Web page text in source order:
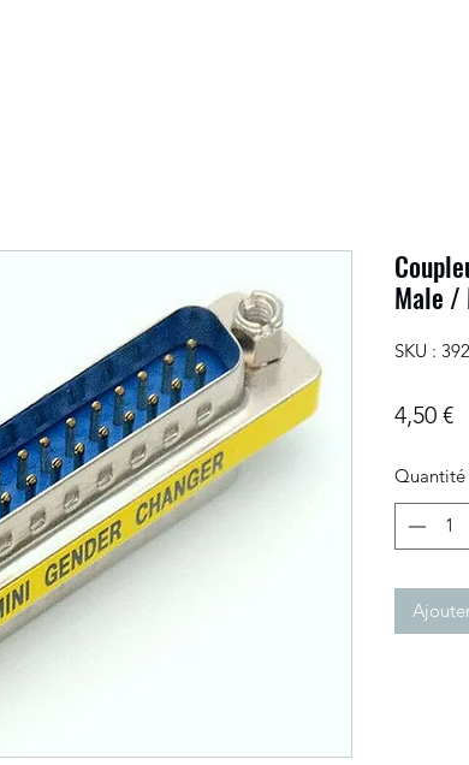
Male /
SKU :
4,50 €
Quantité